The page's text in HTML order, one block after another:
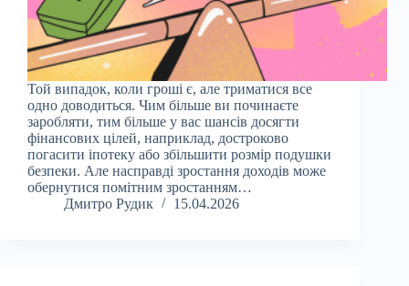
Той випадок, коли гроші є, але триматися все
одно доводиться. Чим більше ви починаєте
заробляти, тим більше у вас шансів досягти
фінансових цілей, наприклад, достроково
погасити іпотеку або збільшити розмір подушки
безпеки. Але насправді зростання доходів може
обернутися помітним зростанням…
Дмитро Рудик
15.04.2026